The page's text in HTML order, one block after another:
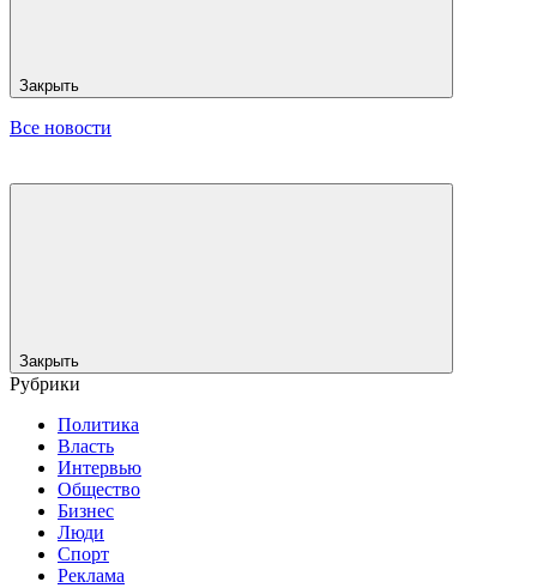
Закрыть
Все новости
Закрыть
Рубрики
Политика
Власть
Интервью
Общество
Бизнес
Люди
Спорт
Реклама